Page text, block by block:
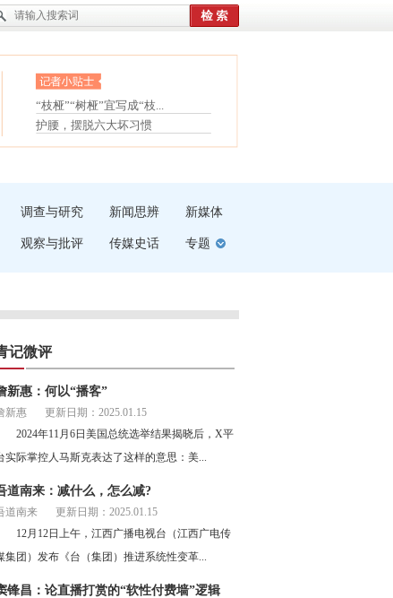
眼白变红或是结膜下出血
“枝桠”“树桠”宜写成“枝...
夏天缓解疲劳有三招
护腰，摆脱六大坏习惯
受伤了冰敷还是热敷
调查与研究 新闻思辨 新媒体
观察与批评 传媒史话 专题
记微评
新惠：何以“播客”
新惠
更新日期：2025.01.15
2024年11月6日美国总统选举结果揭晓后，X平
实际掌控人马斯克表达了这样的意思：美...
道南来：减什么，怎么减?
道南来
更新日期：2025.01.15
12月12日上午，江西广播电视台（江西广电传
集团）发布《台（集团）推进系统性变革...
锋昌：论直播打赏的“软性付费墙”逻辑